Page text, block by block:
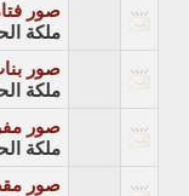
صور
ملكة
صور
ملكة
صور
ملكة
صور